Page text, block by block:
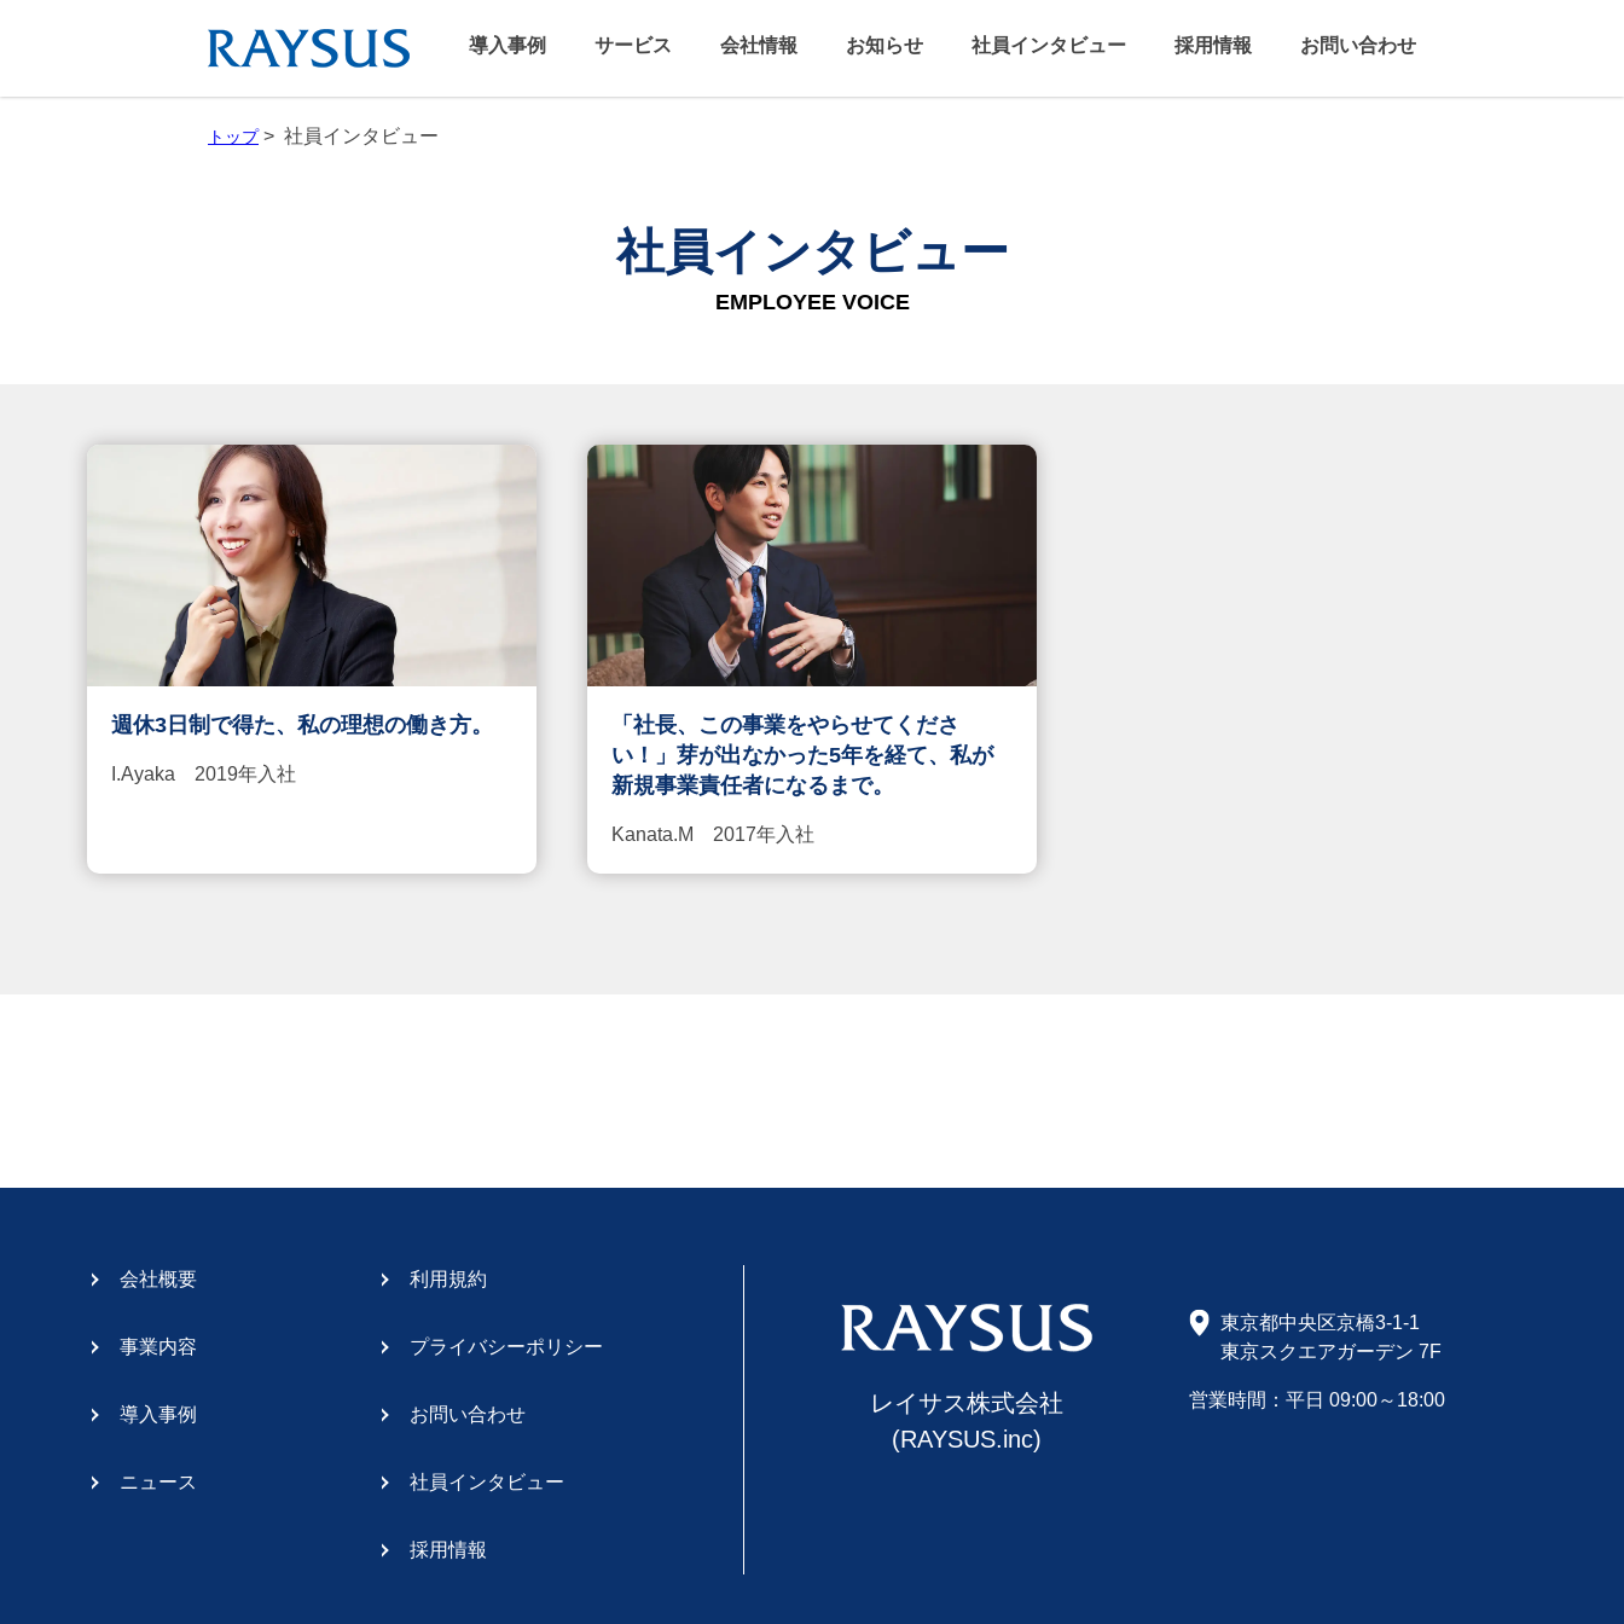
導入事例 サービス 会社情報 お知らせ 社員インタビュー 採用情報 お問い合わせ
トップ> 社員インタビュー
社員インタビュー
EMPLOYEE VOICE
週休3日制で得た、私の理想の働き方。
I.Ayaka 2019年入社
「社長、この事業をやらせてくださ
い！」芽が出なかった5年を経て、私が
新規事業責任者になるまで。
Kanata.M 2017年入社
会社概要 利用規約
事業内容 プライバシーポリシー
導入事例 お問い合わせ
ニュース 社員インタビュー
採用情報
レイサス株式会社
(RAYSUS.inc)
東京都中央区京橋3-1-1
東京スクエアガーデン 7F
営業時間：平日 09:00～18:00